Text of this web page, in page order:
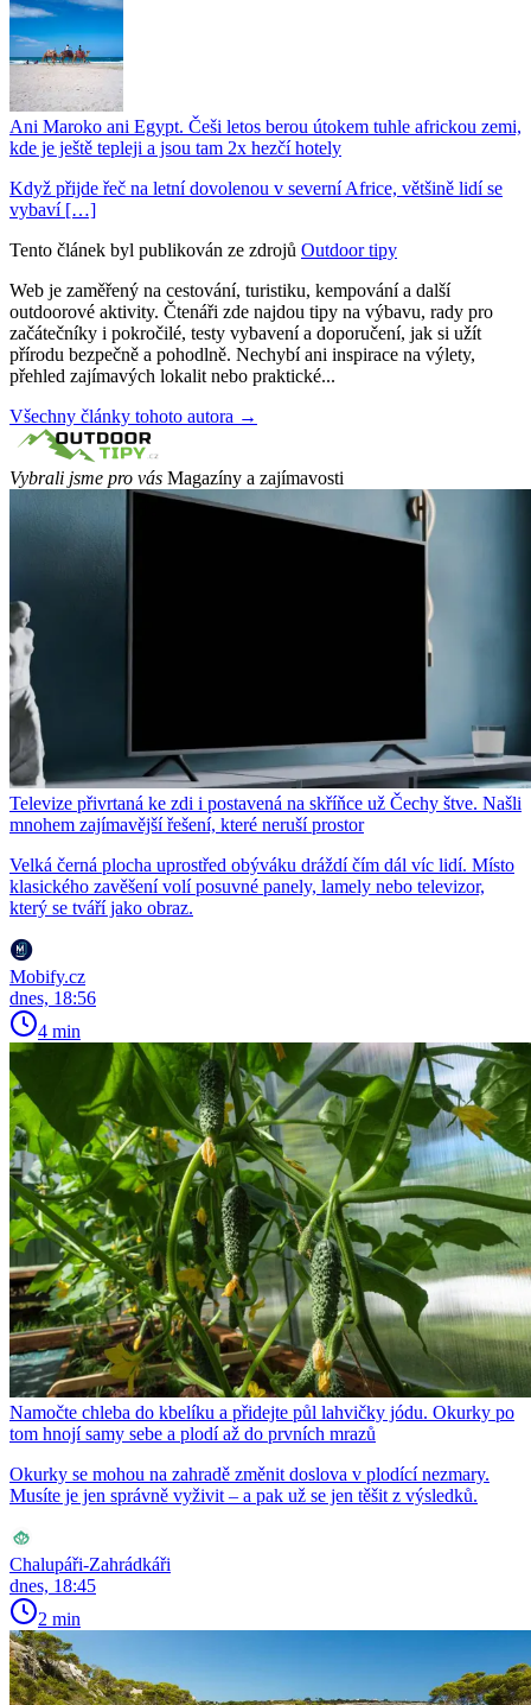
Ani Maroko ani Egypt. Češi letos berou útokem tuhle africkou zemi,
kde je ještě tepleji a jsou tam 2x hezčí hotely
Když přijde řeč na letní dovolenou v severní Africe, většině lidí se
vybaví […]
Tento článek byl publikován ze zdrojů Outdoor tipy
Web je zaměřený na cestování, turistiku, kempování a další
outdoorové aktivity. Čtenáři zde najdou tipy na výbavu, rady pro
začátečníky i pokročilé, testy vybavení a doporučení, jak si užít
přírodu bezpečně a pohodlně. Nechybí ani inspirace na výlety,
přehled zajímavých lokalit nebo praktické...
Všechny články tohoto autora →
Vybrali jsme pro vás Magazíny a zajímavosti
Televize přivrtaná ke zdi i postavená na skříňce už Čechy štve. Našli
mnohem zajímavější řešení, které neruší prostor
Velká černá plocha uprostřed obýváku dráždí čím dál víc lidí. Místo
klasického zavěšení volí posuvné panely, lamely nebo televizor,
který se tváří jako obraz.
Mobify.cz
dnes, 18:56
4 min
Namočte chleba do kbelíku a přidejte půl lahvičky jódu. Okurky po
tom hnojí samy sebe a plodí až do prvních mrazů
Okurky se mohou na zahradě změnit doslova v plodící nezmary.
Musíte je jen správně vyživit – a pak už se jen těšit z výsledků.
Chalupáři-Zahrádkáři
dnes, 18:45
2 min